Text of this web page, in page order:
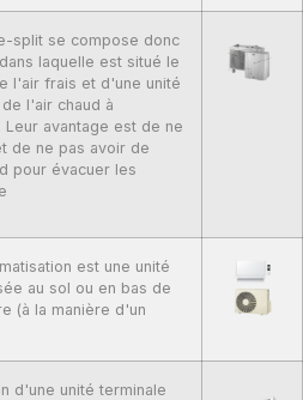
split se compose donc
laquelle est situé le
l'air frais et d'une unité
l'air chaud à
avantage est de ne
de ne pas avoir de
pour évacuer les
est une unité
au sol ou en bas de
(à la manière d'un
d'une unité terminale